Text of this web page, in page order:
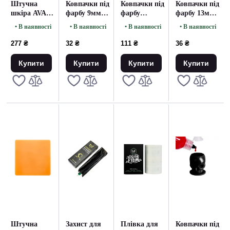
Штучна
шкіра AVA
Біла
125*125
• В наявності
277 ₴
Купити
Ковпачки під
фарбу 9мм.
сині (50 шт)
• В наявності
32 ₴
Купити
Ковпачки під
фарбу
SKULL Pink
• В наявності
111 ₴
Купити
Ковпачки під
фарбу 13мм.
червоні (50
• В наявності
36 ₴
Купити
Штучна
Захист для
Плівка для
Ковпачки під